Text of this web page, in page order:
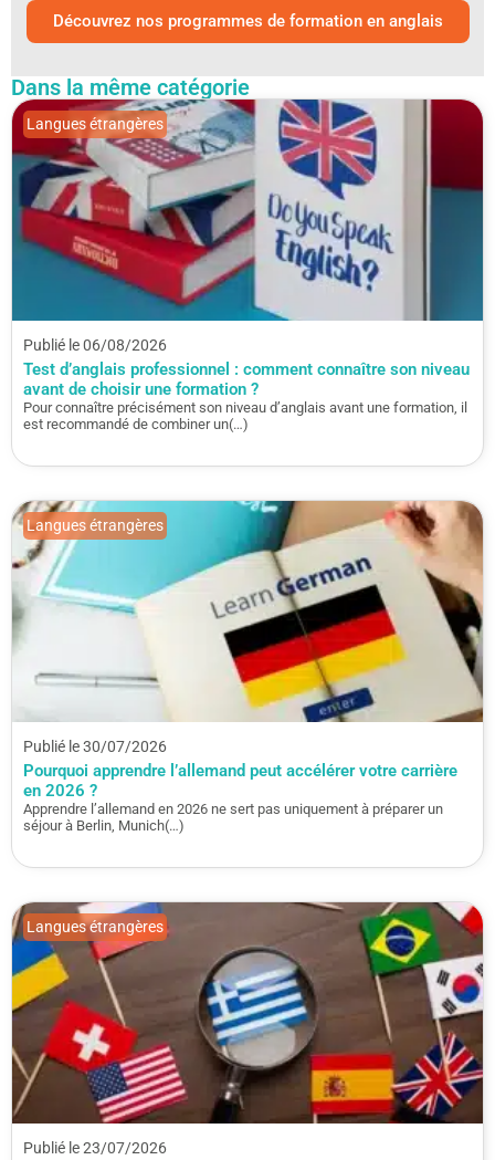
Découvrez nos programmes de formation en anglais
Dans la même catégorie
Publié le 06/08/2026
Test d’anglais professionnel : comment connaître son niveau
avant de choisir une formation ?
Pour connaître précisément son niveau d’anglais avant une formation, il
est recommandé de combiner un(…)
Langues étrangères
Publié le 30/07/2026
Pourquoi apprendre l’allemand peut accélérer votre carrière
en 2026 ?
Apprendre l’allemand en 2026 ne sert pas uniquement à préparer un
séjour à Berlin, Munich(…)
Langues étrangères
Publié le 23/07/2026
Langues étrangères